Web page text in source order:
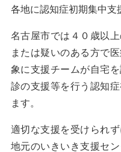
各地に認知症初期集中支
名古屋市では４０歳以
または疑いのある方で
象に支援チームが自宅
診の支援等を行う認知
ます。
適切な支援を受けられ
地元のいきいき支援セ